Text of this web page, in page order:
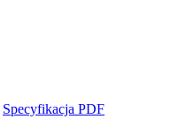
Specyfikacja PDF